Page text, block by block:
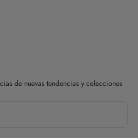
de nuevas tendencias y colecciones